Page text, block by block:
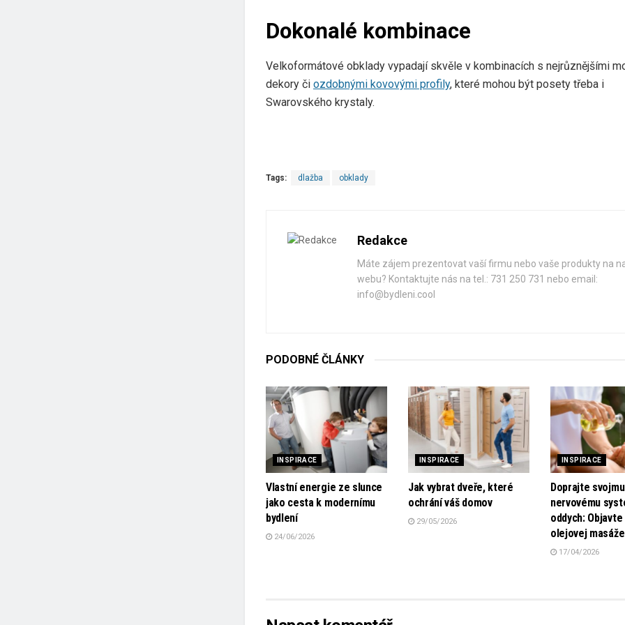
Dokonalé kombinace
Velkoformátové obklady vypadají skvěle v kombinacích s nejrůznějšími
dekory či ozdobnými kovovými profily, které mohou být posety třeba i
Swarovského krystaly.
Tags: dlažba obklady
Redakce
Máte zájem prezentovat vaší firmu nebo vaše produkty na
webu? Kontaktujte nás na tel.: 731 250 731 nebo email:
info@bydleni.cool
PODOBNÉ ČLÁNKY
INSPIRACE
Vlastní energie ze slunce
jako cesta k modernímu
bydlení
24/06/2026
INSPIRACE
Jak vybrat dveře, které
ochrání váš domov
29/05/2026
INSPIRACE
Doprajte svojmu
nervovému
oddych:
olejovej masáže
17/04/2026